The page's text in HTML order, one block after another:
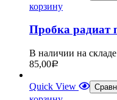
корзину
Пробка радиат
В наличии на
85,00Р
Quick View